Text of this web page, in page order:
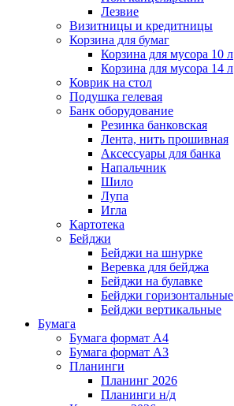
Лезвие
Визитницы и кредитницы
Корзина для бумаг
Корзина для мусора 10 л
Корзина для мусора 14 л
Коврик на стол
Подушка гелевая
Банк оборудование
Резинка банковская
Лента, нить прошивная
Аксессуары для банка
Напальчник
Шило
Лупа
Игла
Картотека
Бейджи
Бейджи на шнурке
Веревка для бейджа
Бейджи на булавке
Бейджи горизонтальные
Бейджи вертикальные
Бумага
Бумага формат А4
Бумага формат А3
Планинги
Планинг 2026
Планинги н/д